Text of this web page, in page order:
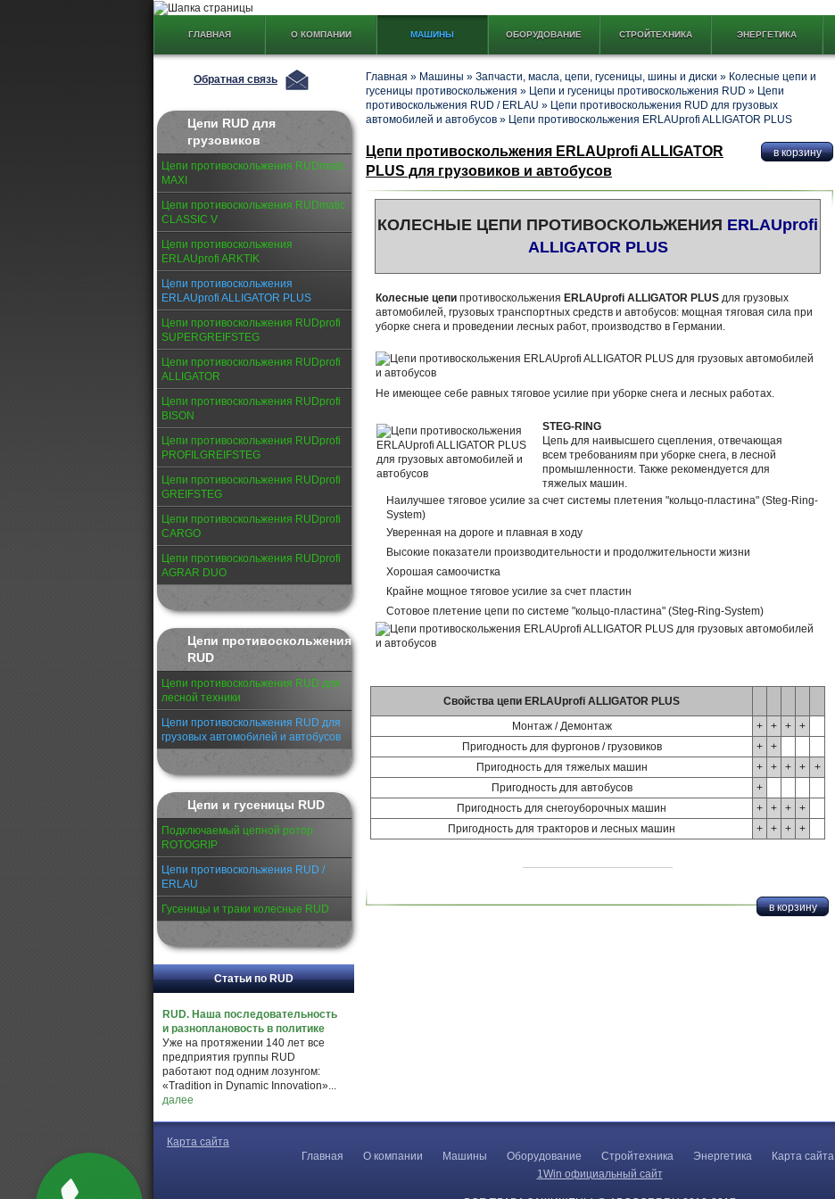
ГЛАВНАЯ О КОМПАНИИ МАШИНЫ ОБОРУДОВАНИЕ СТРОЙТЕХНИКА ЭНЕРГЕТИКА
Обратная связь
Цепи RUD для
грузовиков
Цепи противоскольжения RUDmatic
MAXI
Цепи противоскольжения RUDmatic
CLASSIC V
Цепи противоскольжения
ERLAUprofi ARKTIK
Цепи противоскольжения
ERLAUprofi ALLIGATOR PLUS
Цепи противоскольжения RUDprofi
SUPERGREIFSTEG
Цепи противоскольжения RUDprofi
ALLIGATOR
Цепи противоскольжения RUDprofi
BISON
Цепи противоскольжения RUDprofi
PROFILGREIFSTEG
Цепи противоскольжения RUDprofi
GREIFSTEG
Цепи противоскольжения RUDprofi
CARGO
Цепи противоскольжения RUDprofi
AGRAR DUO
Цепи противоскольжения
RUD
Цепи противоскольжения RUD для
лесной техники
Цепи противоскольжения RUD для
грузовых автомобилей и автобусов
Цепи и гусеницы RUD
Подключаемый цепной ротор
ROTOGRIP
Цепи противоскольжения RUD /
ERLAU
Гусеницы и траки колесные RUD
Статьи по RUD
RUD. Наша последовательность
и разноплановость в политике
Уже на протяжении 140 лет все
предприятия группы RUD
работают под одним лозунгом:
«Tradition in Dynamic Innovation»...
далее
Главная » Машины » Запчасти, масла, цепи, гусеницы, шины и диски » Колесные цепи и
гусеницы противоскольжения » Цепи и гусеницы противоскольжения RUD » Цепи
противоскольжения RUD / ERLAU » Цепи противоскольжения RUD для грузовых
автомобилей и автобусов » Цепи противоскольжения ERLAUprofi ALLIGATOR PLUS
Цепи противоскольжения ERLAUprofi ALLIGATOR
PLUS для грузовиков и автобусов
КОЛЕСНЫЕ ЦЕПИ ПРОТИВОСКОЛЬЖЕНИЯ ERLAUprofi
ALLIGATOR PLUS
Колесные цепи противоскольжения ERLAUprofi ALLIGATOR PLUS для грузовых
автомобилей, грузовых транспортных средств и автобусов: мощная тяговая сила при
уборке снега и проведении лесных работ, производство в Германии.
Не имеющее себе равных тяговое усилие при уборке снега и лесных работах.
STEG-RING
Цепь для наивысшего сцепления, отвечающая
всем требованиям при уборке снега, в лесной
промышленности. Также рекомендуется для
тяжелых машин.
Наилучшее тяговое усилие за счет системы плетения "кольцо-пластина" (Steg-Ring-
System)
Уверенная на дороге и плавная в ходу
Высокие показатели производительности и продолжительности жизни
Хорошая самоочистка
Крайне мощное тяговое усилие за счет пластин
Сотовое плетение цепи по системе "кольцо-пластина" (Steg-Ring-System)
Свойства цепи ERLAUprofi ALLIGATOR PLUS
Монтаж / Демонтаж
+ + +
+
Пригодность для фургонов / грузовиков
+
+
Пригодность для тяжелых машин
+ + + +
+
Пригодность для автобусов
+
Пригодность для снегоуборочных машин
+ + +
+
Пригодность для тракторов и лесных машин
+ + + +
Карта сайта
Главная
О компании Машины Оборудование Стройтехника Энергетика Карта сайта
1Win официальный сайт